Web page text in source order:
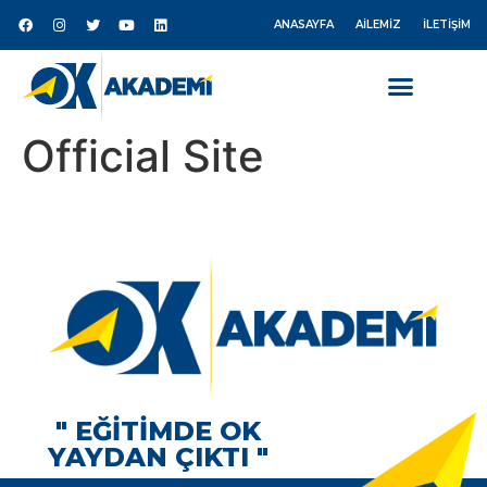
ANASAYFA AILEMIZ İLETIŞIM
Official Site
" EĞİTİMDE OK
YAYDAN ÇIKTI "